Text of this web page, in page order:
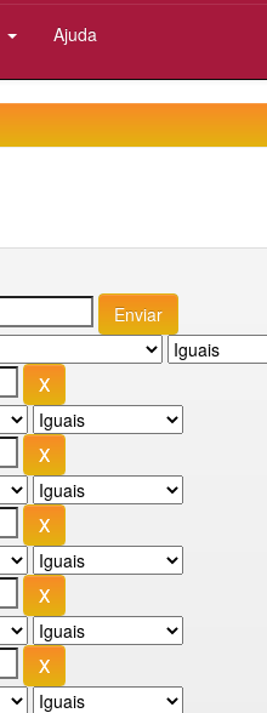
Ajuda